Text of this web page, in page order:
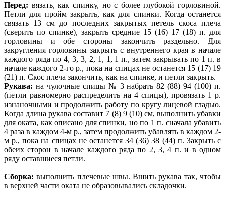
Перед: вязать, как спинку, но с более глубокой горловиной.
Петли для пройм закрыть, как для спинки. Когда останется
связать 13 см до последних закрытых петель скоса плеча
(сверить по спинке), закрыть средние 15 (16) 17 (18) п. для
горловины и обе стороны закончить раздельно. Для
закругления горловины закрыть с внутреннего края в начале
каждого ряда по 4, 3, 3, 2, 1, 1, 1 п., затем закрывать по 1 п. в
начале каждого 2-го р., пока на спицах не останется 15 (17) 19
(21) п. Скос плеча закончить, как на спинке, и петли закрыть.
Рукава: на чулочные спицы № 3 набрать 82 (88) 94 (100) п.
(петли равномерно распределить на 4 спицы), провязать 1 р.
изнаночными и продолжить работу по кругу лицевой гладью.
Когда длина рукава составит 7 (8) 9 (10) см, выполнить убавки
для оката, как описано для спинки, но по 1 п. сначала убавить
4 раза в каждом 4-м р., затем продолжить убавлять в каждом 2-
м р., пока на спицах не останется 34 (36) 38 (44) п. Закрыть с
обеих сторон в начале каждого ряда по 2, 3, 4 п. и в одном
ряду оставшиеся петли.
Сборка: выполнить плечевые швы. Вшить рукава так, чтобы
в верхней части оката не образовывались складочки.